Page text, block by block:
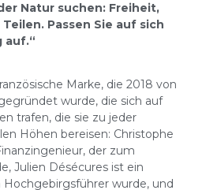
Natur suchen: Freiheit,
Passen Sie auf sich
auf.“
Marke, die 2018 von
wurde, die sich auf
trafen, die sie zu jeder
Höhen bereisen: Christophe
der zum
Julien Désécures ist ein
Hochgebirgsführer wurde, und